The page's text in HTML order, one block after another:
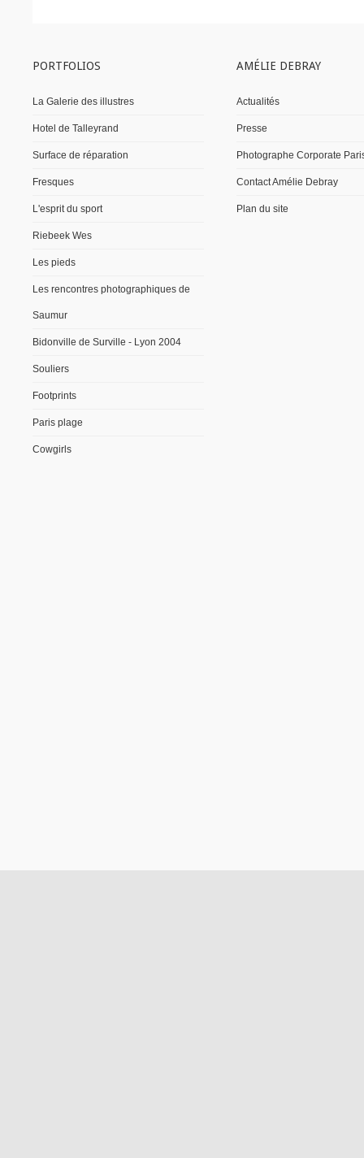
PORTFOLIOS
La Galerie des illustres
Hotel de Talleyrand
Surface de réparation
Fresques
L'esprit du sport
Riebeek Wes
Les pieds
Les rencontres photographiques de
Saumur
Bidonville de Surville - Lyon 2004
Souliers
Footprints
Paris plage
Cowgirls
AMÉLIE DEBRAY
Actualités
Presse
Photographe Corporate
Contact Amélie Debray
Plan du site